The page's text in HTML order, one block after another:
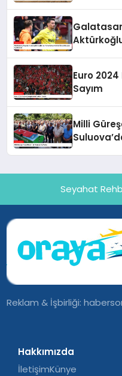
Euro
Sayım
Milli
Seyahat
Reklam & İşbirliği:
Hakkımızda
İletişimKünye